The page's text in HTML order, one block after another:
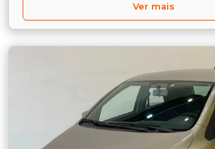
Ver mais